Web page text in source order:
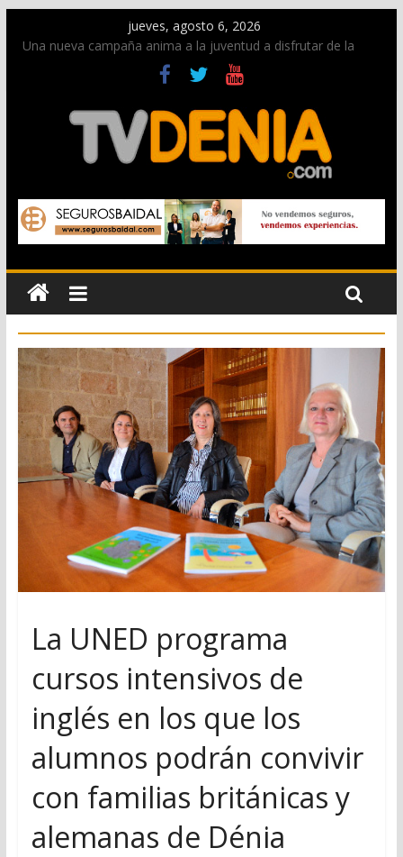
jueves, agosto 6, 2026
Una nueva campaña anima a la juventud a disfrutar de la
Paco Adsuar dona al Arxiu de Dénia más de 50.000 imágenes
de la memoria visual de la ciudad
La Entraeta Festera llena de ambiente la calle Marqués de
Campo con la recepción a la Capitanía Cristiana
El XII Festival de Jazz de Dénia reunirá durante agosto a
figuras nacionales e internacionales en los Jardins de
Torrecremada
Los Moros y Cristianos 2026 reciben las llaves de la ciudad y
dan inicio a las fiestas en Dénia
La UNED programa
cursos intensivos de
inglés en los que los
alumnos podrán convivir
con familias británicas y
alemanas de Dénia